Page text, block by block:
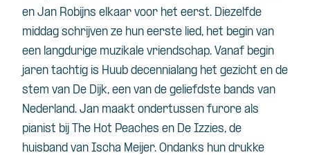
en Jan Robijns elkaar voor het eerst. Diezelfde
middag schrijven ze hun eerste lied, het begin van
een langdurige muzikale vriendschap. Vanaf begin
jaren tachtig is Huub decennialang het gezicht en de
stem van De Dijk, een van de geliefdste bands van
Nederland. Jan maakt ondertussen furore als
pianist bij The Hot Peaches en De Izzies, de
huisband van Ischa Meijer. Ondanks hun drukke